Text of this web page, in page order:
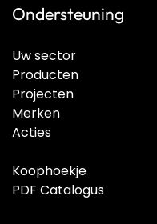
Ondersteuning
Uw sector
Producten
Projecten
Merken
Acties
Koophoekje
PDF Catalogus